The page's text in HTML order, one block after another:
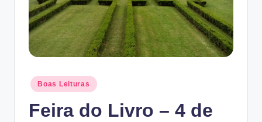
Posted
in
Boas Leituras
Feira do Livro – 4 de